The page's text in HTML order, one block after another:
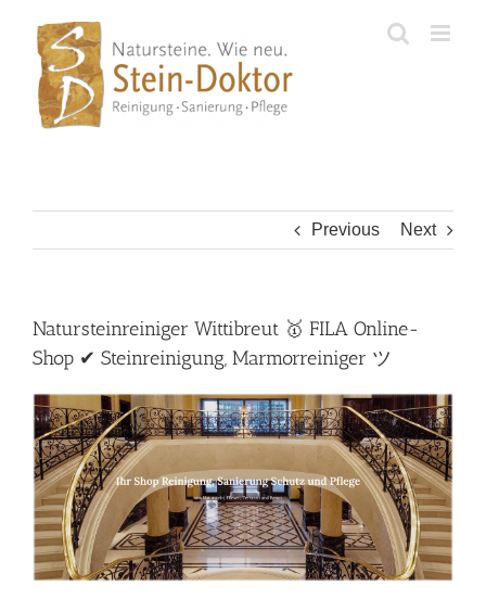
content
Previous Next
Natursteinreiniger Wittibreut 🥇 FILA Online-
Shop ✔ Steinreinigung, Marmorreiniger ツ